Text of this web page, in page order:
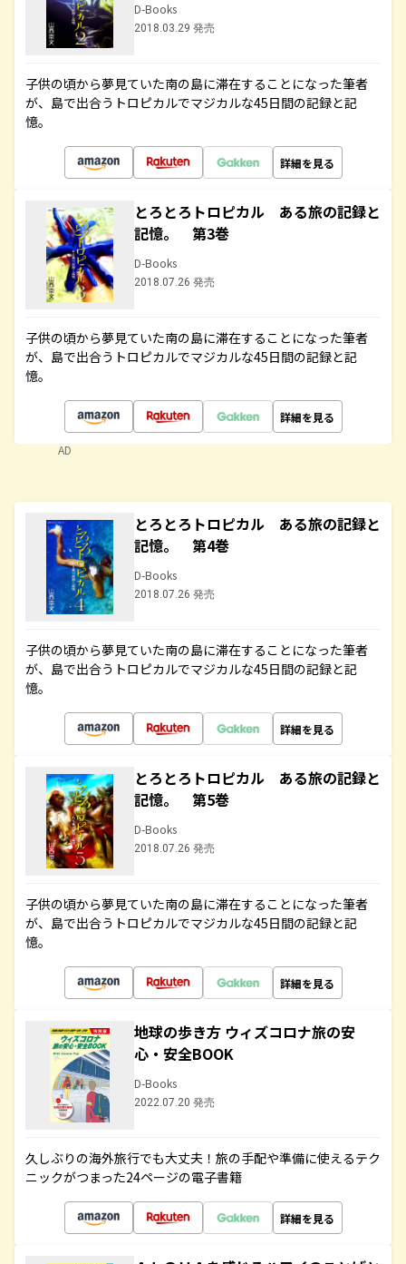
D-Books
2018.03.29 発売
子供の頃から夢見ていた南の島に滞在することになった筆者
が、島で出合うトロピカルでマジカルな45日間の記録と記
憶。
詳細を見る
とろとろトロピカル ある旅の記録と
記憶。 第3巻
D-Books
2018.07.26 発売
子供の頃から夢見ていた南の島に滞在することになった筆者
が、島で出合うトロピカルでマジカルな45日間の記録と記
憶。
詳細を見る
AD
とろとろトロピカル ある旅の記録と
記憶。 第4巻
D-Books
2018.07.26 発売
子供の頃から夢見ていた南の島に滞在することになった筆者
が、島で出合うトロピカルでマジカルな45日間の記録と記
憶。
詳細を見る
とろとろトロピカル ある旅の記録と
記憶。 第5巻
D-Books
2018.07.26 発売
子供の頃から夢見ていた南の島に滞在することになった筆者
が、島で出合うトロピカルでマジカルな45日間の記録と記
憶。
詳細を見る
地球の歩き方 ウィズコロナ旅の安
心・安全BOOK
D-Books
2022.07.20 発売
久しぶりの海外旅行でも大丈夫！旅の手配や準備に使えるテク
ニックがつまった24ページの電子書籍
詳細を見る